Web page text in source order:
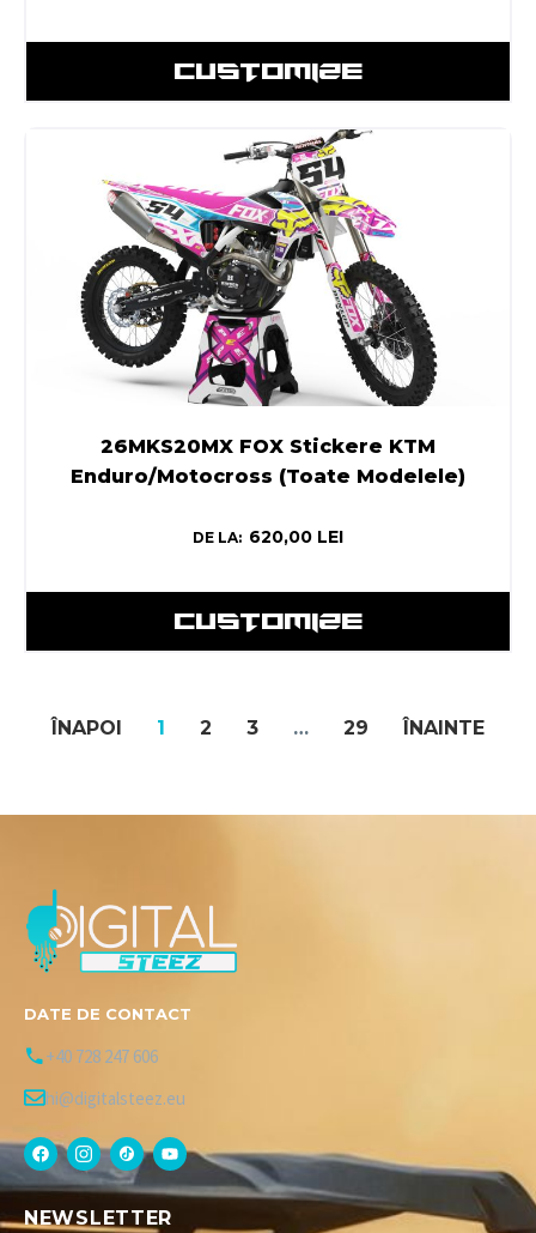
CUSTOMIZE
26MKS20MX FOX Stickere KTM
Enduro/Motocross (Toate Modelele)
DE LA: 620,00 LEI
CUSTOMIZE
ÎNAPOI 1 2 3 … 29 ÎNAINTE
DATE DE CONTACT
+40 728 247 606
hi@digitalsteez.eu
NEWSLETTER